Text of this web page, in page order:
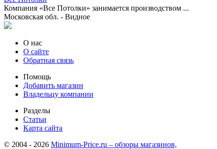
Компания «Все Потолки» занимается производством ...
Московская обл. - Видное
О нас
О сайте
Обратная связь
Помощь
Добавить магазин
Владельцу компании
Разделы
Статьи
Карта сайта
© 2004 - 2026 Minimum-Price.ru – обзоры магазинов,